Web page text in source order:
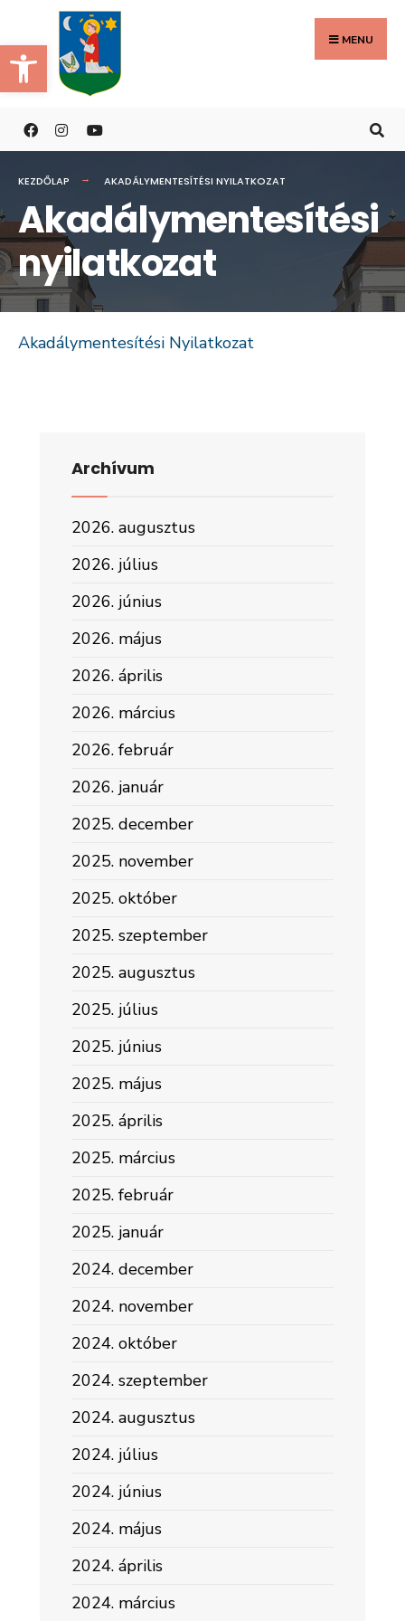
Eszköztár megnyitása
to
content
MENU
KEZDŐLAP AKADÁLYMENTESÍTÉSI NYILATKOZAT
Akadálymentesítési
nyilatkozat
Akadálymentesítési Nyilatkozat
Archívum
2026. augusztus
2026. július
2026. június
2026. május
2026. április
2026. március
2026. február
2026. január
2025. december
2025. november
2025. október
2025. szeptember
2025. augusztus
2025. július
2025. június
2025. május
2025. április
2025. március
2025. február
2025. január
2024. december
2024. november
2024. október
2024. szeptember
2024. augusztus
2024. július
2024. június
2024. május
2024. április
2024. március
Search